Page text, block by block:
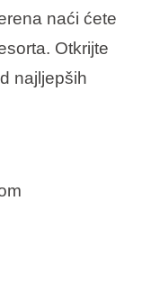
naći ćete
Otkrijte
najljepših